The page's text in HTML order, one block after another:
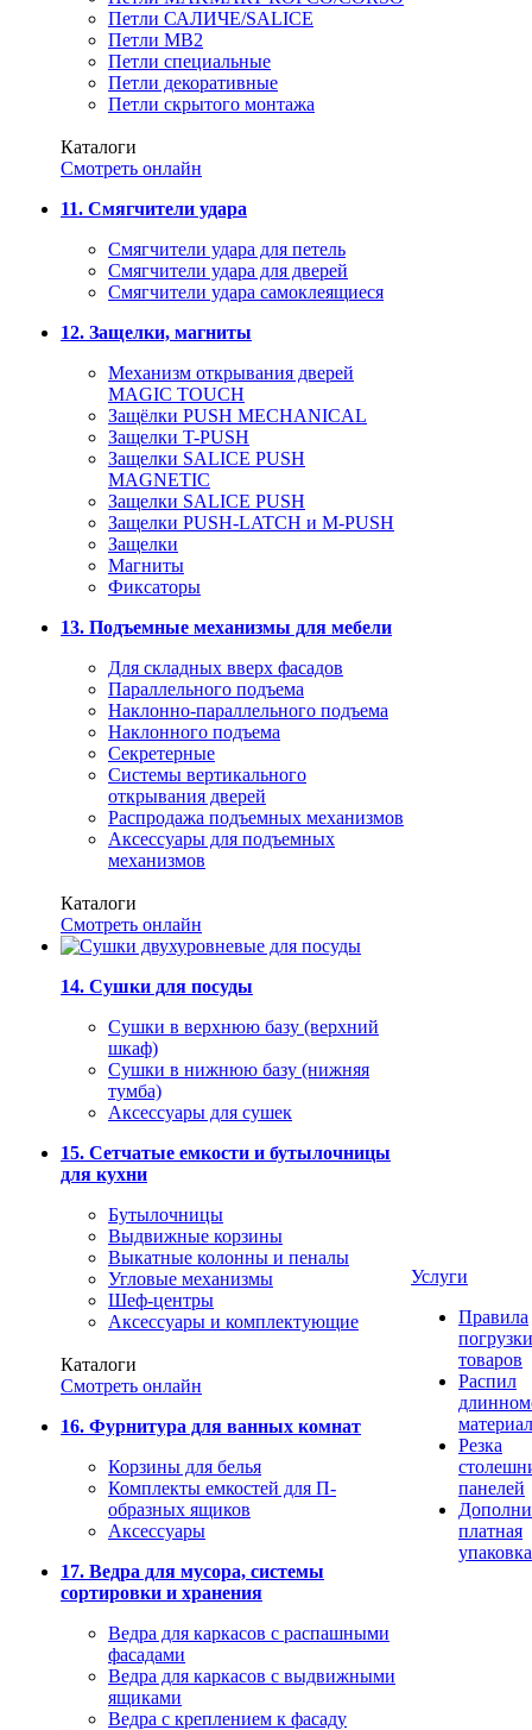
Петли САЛИЧЕ/SALICE
Петли MB2
Петли специальные
Петли декоративные
Петли скрытого монтажа
Каталоги
Смотреть онлайн
11. Смягчители удара
Смягчители удара для петель
Смягчители удара для дверей
Cмягчители удара самоклеящиеся
12. Защелки, магниты
Механизм открывания дверей
MAGIC TOUCH
Защёлки PUSH MECHANICAL
Защелки T-PUSH
Защелки SALICE PUSH
MAGNETIC
Защелки SALICE PUSH
Защелки PUSH-LATCH и M-PUSH
Защелки
Магниты
Фиксаторы
13. Подъемные механизмы для мебели
Для складных вверх фасадов
Параллельного подъема
Наклонно-параллельного подъема
Наклонного подъема
Секретерные
Системы вертикального
открывания дверей
Распродажа подъемных механизмов
Аксессуары для подъемных
механизмов
Каталоги
Смотреть онлайн
14. Сушки для посуды
Сушки в верхнюю базу (верхний
шкаф)
Сушки в нижнюю базу (нижняя
тумба)
Аксессуары для сушек
15. Сетчатые емкости и бутылочницы
для кухни
Бутылочницы
Выдвижные корзины
Выкатные колонны и пеналы
Угловые механизмы
Шеф-центры
Аксессуары и комплектующие
Каталоги
Смотреть онлайн
16. Фурнитура для ванных комнат
Корзины для белья
Комплекты емкостей для П-
образных ящиков
Аксессуары
17. Ведра для мусора, системы
сортировки и хранения
Ведра для каркасов с распашными
фасадами
Ведра для каркасов с выдвижными
ящиками
Ведра с креплением к фасаду
Услуги
Правила
погрузки
товаров
Распил
Резка
панелей
платная
упаковка